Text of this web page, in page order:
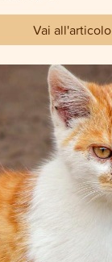
Vai all'articolo